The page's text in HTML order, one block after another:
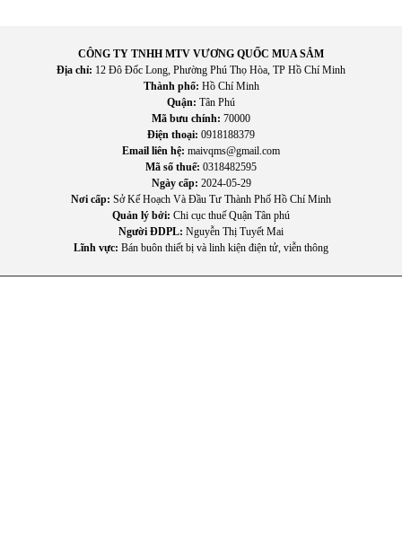
CÔNG TY TNHH MTV VƯƠNG QUỐC MUA SẮM
Địa chỉ: 12 Đô Đốc Long, Phường Phú Thọ Hòa, TP Hồ Chí Minh
Thành phố: Hồ Chí Minh
Quận: Tân Phú
Mã bưu chính: 70000
Điện thoại: 0918188379
Email liên hệ: maivqms@gmail.com
Mã số thuế: 0318482595
Ngày cấp: 2024-05-29
Nơi cấp: Sở Kế Hoạch Và Đầu Tư Thành Phố Hồ Chí Minh
Quản lý bởi: Chi cục thuế Quận Tân phú
Người ĐDPL: Nguyễn Thị Tuyết Mai
Lĩnh vực: Bán buôn thiết bị và linh kiện điện tử, viễn thông